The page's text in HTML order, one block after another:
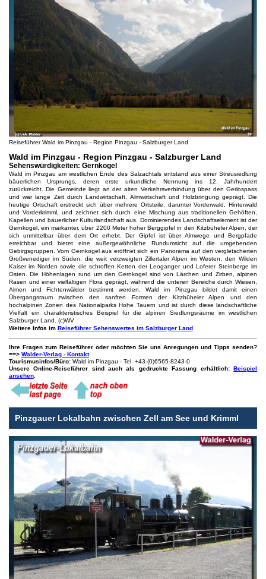
Reiseführer Wald im Pinzgau - Region Pinzgau - Salzburger Land
Wald im Pinzgau - Region Pinzgau - Salzburger Land
Sehenswürdigkeiten: Gernkogel
Wald im Pinzgau am westlichen Ende des Salzachtals entstand aus einer Streusiedlung
bäuerlichen Ursprungs, deren erste urkundliche Nennung ins 12. Jahrhundert
zurückreicht. Die Gemeinde liegt an der alten Verkehrsverbindung über den Gerlospass
und war lange Zeit durch Landwirtschaft, Almwirtschaft und Holzbringung geprägt. Die
heutige Ortschaft erstreckt sich über mehrere Ortsteile, darunter Vorderwald, Hinterwald
und Vorderkrimml, und zeichnet sich durch eine Mischung aus traditionellen Gehöften,
Kapellen und bäuerlicher Kulturlandschaft aus. Dominierendes Landschaftselement ist der
Gernkogel, ein markanter, über 2200 Meter hoher Berggipfel in den Kitzbüheler Alpen, der
sich unmittelbar über dem Ort erhebt. Der Gipfel ist über Almwege und Bergpfade
erreichbar und bietet eine außergewöhnliche Rundumsicht auf die umgebenden
Gebirgsgruppen. Vom Gernkogel aus eröffnet sich ein Panorama auf den vergletscherten
Großvenediger im Süden, die weit verzweigten Zillertaler Alpen im Westen, den Wilden
Kaiser im Norden sowie die schroffen Ketten der Leoganger und Loferer Steinberge im
Osten. Die Höhenlagen rund um den Gernkogel sind von Lärchen und Zirben, alpinen
Rasen und einer vielfältigen Flora geprägt, während die unteren Bereiche durch Wiesen,
Almen und Fichtenwälder bestimmt werden. Wald im Pinzgau bildet damit einen
Übergangsraum zwischen den sanften Formen der Kitzbüheler Alpen und den
hochalpinen Zonen des Nationalparks Hohe Tauern und ist durch diese landschaftliche
Vielfalt ein charakteristisches Beispiel für die alpinen Siedlungsräume im westlichen
Salzburger Land. (c)WV
Weitere Infos im Reiseführer Sehenswertes im Salzburger Land
Ihre Fragen zum Reiseführer oder möchten Sie uns Anregungen und Tipps senden?
==> Walder-Verlag - Kontakt
Tourismusinfos/Büro:Wald im Pinzgau - Tel. +43-(0)6565-8243-0
Unsere Online-Reiseführer sind auch als gedruckte Fassung erhältlich:Beispiel
ansehen.
Pinzgauer Lokalbahn zwischen Zell am See und Krimml